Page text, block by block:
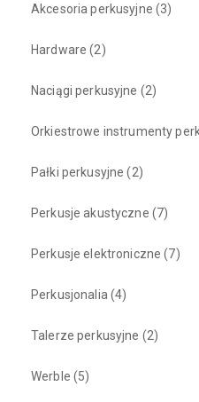
Akcesoria perkusyjne (3)
Hardware (2)
Naciągi perkusyjne (2)
Orkiestrowe instrumenty
Pałki perkusyjne (2)
Perkusje akustyczne (7)
Perkusje elektroniczne (7)
Perkusjonalia (4)
Talerze perkusyjne (2)
Werble (5)